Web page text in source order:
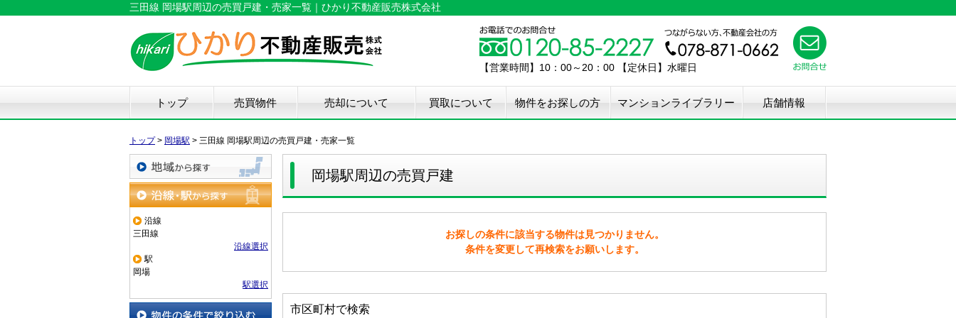
三田線 岡場駅周辺の売買戸建・売家一覧｜ひかり不動産販売株式会社
【営業時間】10：00～20：00 【定休日】水曜日
トップ 売買物件
新築戸建て
中古戸建て
マンション
土地
売却について
仲介手数料50%OFF
物件無料査定
中古住宅瑕疵保証
住宅設備検査保証
リペア・メンテナンス
ハウスクリーニング
不用品撤去サービス
買取について 物件をお探しの方 マンションライブラリー 店舗情報
トップ> 岡場駅 > 三田線 岡場駅周辺の売買戸建・売家一覧
地域から探す
沿線・駅から探す
沿線
三田線
沿線選択
駅
岡場
駅選択
岡場駅周辺の売買戸建
お探しの条件に該当する物件は見つかりません。
条件を変更して再検索をお願いします。
市区町村で検索